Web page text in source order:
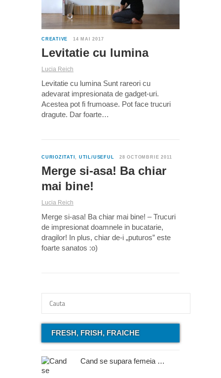
CREATIVE 14 MAI 2017
Levitatie cu lumina
Lucia Reich
Levitatie cu lumina Sunt rareori cu
adevarat impresionata de gadget-uri.
Acestea pot fi frumoase. Pot face trucuri
dragute. Dar foarte…
CURIOZITATI, UTIL/USEFUL 28 OCTOMBRIE 2011
Merge si-asa! Ba chiar
mai bine!
Lucia Reich
Merge si-asa! Ba chiar mai bine! – Trucuri
de impresionat doamnele in bucatarie,
dragilor! In plus, chiar de-i „puturos” este
foarte sanatos :o)
FRESH, FRISH, FRAICHE
Cand se supara femeia …